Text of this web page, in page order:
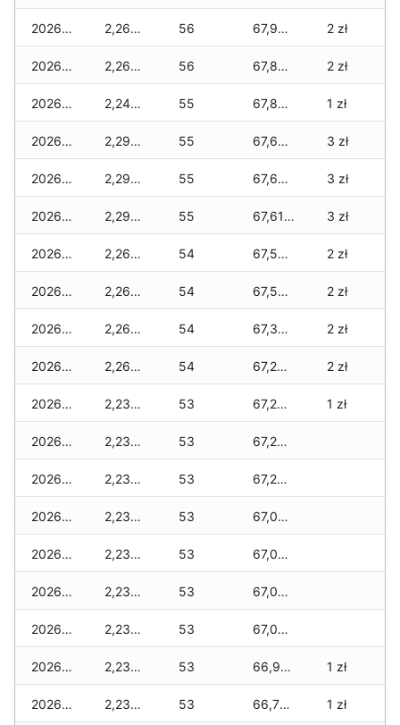
2026-07-04 2,260 zł 56 67,970 zł 2 zł
2026-07-03 2,260 zł 56 67,870 zł 2 zł
2026-07-02 2,240 zł 55 67,840 zł 1 zł
2026-07-01 2,290 zł 55 67,680 zł 3 zł
2026-06-30 2,290 zł 55 67,680 zł 3 zł
2026-06-28 2,290 zł 55 67,610 zł 3 zł
2026-06-27 2,260 zł 54 67,560 zł 2 zł
2026-06-26 2,260 zł 54 67,500 zł 2 zł
2026-06-25 2,260 zł 54 67,390 zł 2 zł
2026-06-24 2,260 zł 54 67,290 zł 2 zł
2026-06-23 2,230 zł 53 67,260 zł 1 zł
2026-06-22 2,230 zł 53 67,260 zł
2026-06-21 2,230 zł 53 67,260 zł
2026-06-20 2,230 zł 53 67,050 zł
2026-06-19 2,230 zł 53 67,050 zł
2026-06-18 2,230 zł 53 67,000 zł
2026-06-17 2,230 zł 53 67,000 zł
2026-06-16 2,230 zł 53 66,950 zł 1 zł
2026-06-15 2,230 zł 53 66,730 zł 1 zł